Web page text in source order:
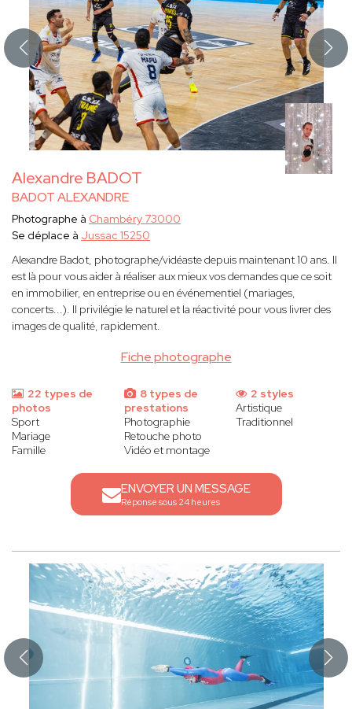
Alexandre BADOT
BADOT ALEXANDRE
Fiche photographe
Photographe à Chambéry 73000
Se déplace à Jussac 15250
Alexandre Badot, photographe/vidéaste depuis maintenant 10 ans. Il
est là pour vous aider à réaliser aux mieux vos demandes que ce soit
en immobilier, en entreprise ou en événementiel (mariages,
concerts...). Il privilégie le naturel et la réactivité pour vous livrer des
images de qualité, rapidement.
22 types de
photos
Sport
Mariage
Famille
8 types de
prestations
Photographie
Retouche photo
Vidéo et montage
2 styles
Artistique
Traditionnel
ENVOYER UN MESSAGE
Réponse sous 24 heures